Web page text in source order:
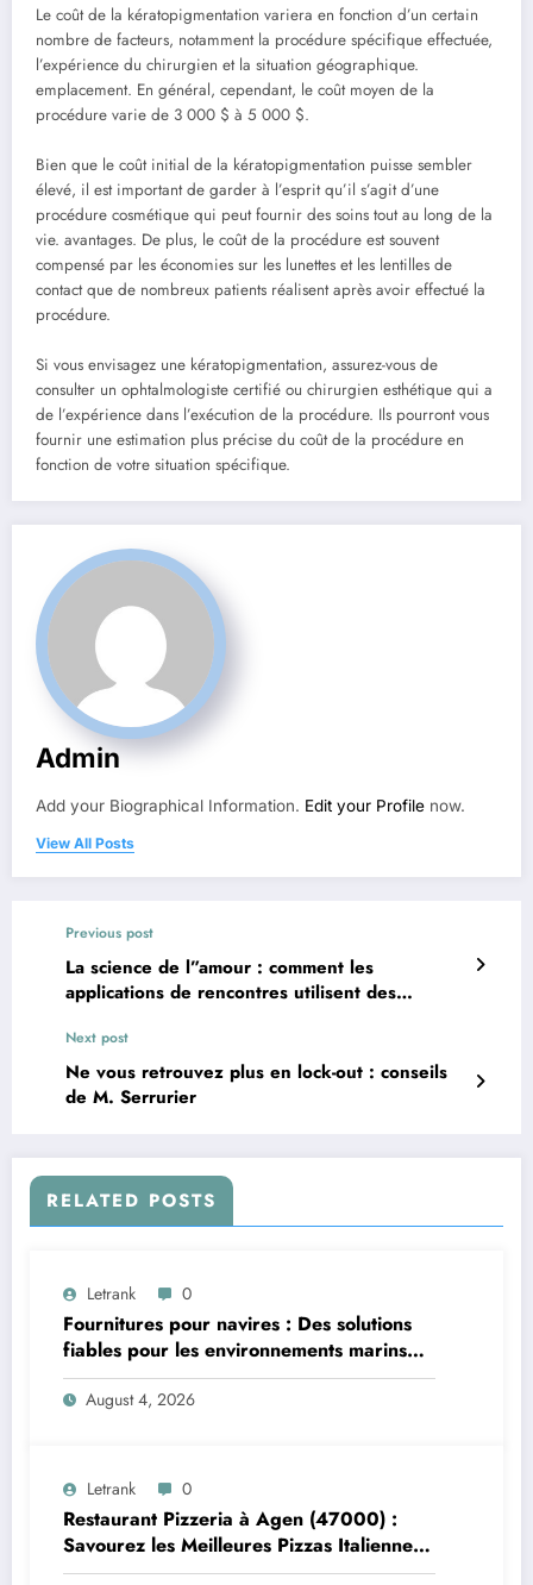
Le coût de la kératopigmentation variera en fonction d’un certain
nombre de facteurs, notamment la procédure spécifique effectuée,
l’expérience du chirurgien et la situation géographique.
emplacement. En général, cependant, le coût moyen de la
procédure varie de 3 000 $ à 5 000 $.
Bien que le coût initial de la kératopigmentation puisse sembler
élevé, il est important de garder à l’esprit qu’il s’agit d’une
procédure cosmétique qui peut fournir des soins tout au long de la
vie. avantages. De plus, le coût de la procédure est souvent
compensé par les économies sur les lunettes et les lentilles de
contact que de nombreux patients réalisent après avoir effectué la
procédure.
Si vous envisagez une kératopigmentation, assurez-vous de
consulter un ophtalmologiste certifié ou chirurgien esthétique qui a
de l’expérience dans l’exécution de la procédure. Ils pourront vous
fournir une estimation plus précise du coût de la procédure en
fonction de votre situation spécifique.
Admin
Add your Biographical Information. Edit your Profile now.
View All Posts
Previous post
La science de l”amour : comment les
applications de rencontres utilisent des
Next post
Ne vous retrouvez plus en lock-out : conseils
de M. Serrurier
RELATED POSTS
Letrank 0
Fournitures pour navires : Des solutions
fiables pour les environnements marins
exigeants
August 4, 2026
Letrank 0
Restaurant Pizzeria à Agen (47000) :
Savourez les Meilleures Pizzas Italiennes
chez Trattoria Pasta Pizza Brax